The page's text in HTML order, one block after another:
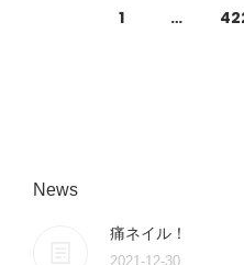
1 …
News
痛ネイル！
2021-12-30